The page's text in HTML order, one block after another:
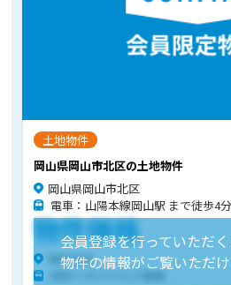
土地物件
岡山県岡山市北区の土地物件
岡山県岡山市北区
電車：山陽本線岡山駅 まで徒歩4分
会員登録を行っていただ
物件の情報がご覧いただけ
物件価格
物件住所
物件へのアクセス情報